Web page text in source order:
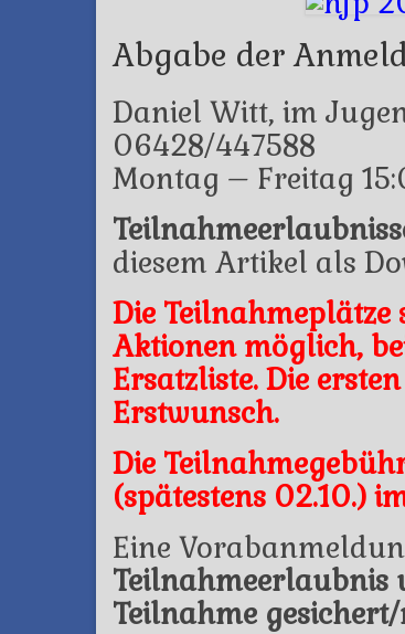
Abgabe der
Daniel Witt, im
06428/447588
Montag – Freitag
diesem Artikel als
Die
Aktionen möglich,
Ersatzliste. Die
Erstwunsch.
Die
(spätestens 02.10.)
Eine
Teilnahmeerlaubnis
Teilnahme